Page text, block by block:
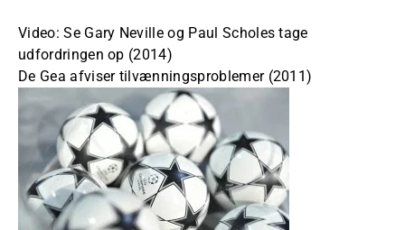
Video: Se Gary Neville og Paul Scholes tage
udfordringen op (2014)
De Gea afviser tilvænningsproblemer (2011)